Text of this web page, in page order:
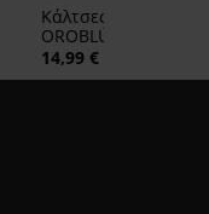
Κάλτσες από νάιλον
OROBLÚ Ethereal,
DEN
14,99 €